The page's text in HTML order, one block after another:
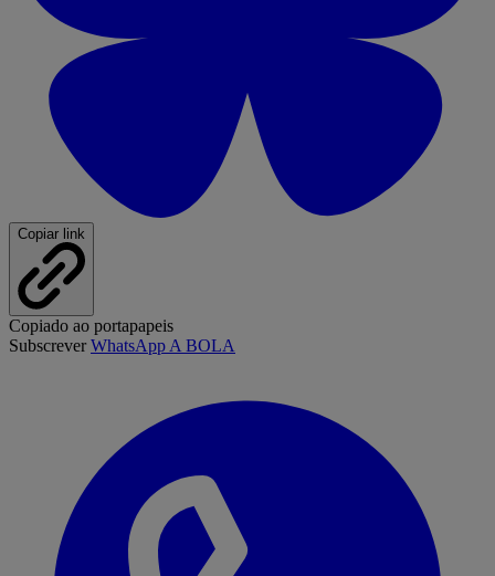
Copiar link
Copiado ao portapapeis
SubscreverWhatsApp A BOLA